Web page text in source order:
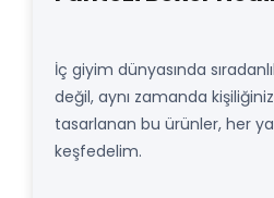
İç giyim dünyasında
değil, aynı zamanda
tasarlanan bu ürünler, her
keşfedelim.